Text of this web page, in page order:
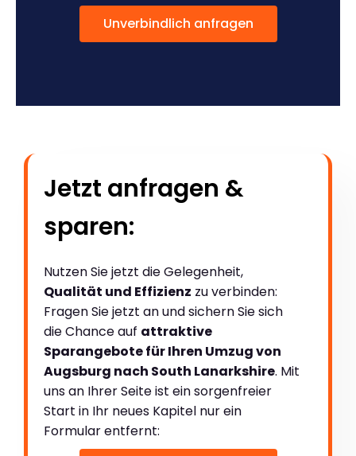
Unverbindlich anfragen
Jetzt anfragen &
sparen:
Nutzen Sie jetzt die Gelegenheit,
Qualität und Effizienz zu verbinden:
Fragen Sie jetzt an und sichern Sie sich
die Chance auf attraktive
Sparangebote für Ihren Umzug von
Augsburg nach South Lanarkshire. Mit
uns an Ihrer Seite ist ein sorgenfreier
Start in Ihr neues Kapitel nur ein
Formular entfernt: